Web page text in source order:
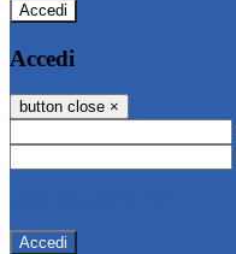
Accedi
Accedi
button close ×